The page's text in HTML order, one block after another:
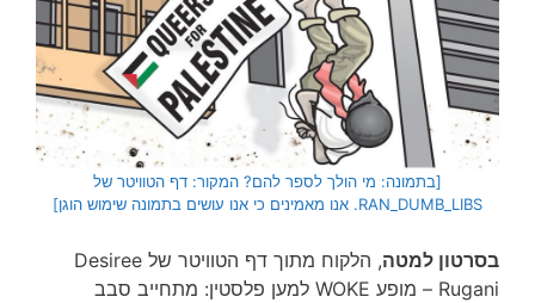
[בתמונה: מי הולך לספר להם? המקור: דף הטוויטר של
RAN_DUMB_LIBS. אנו מאמינים כי אנו עושים בתמונה שימוש הוגן]
בסרטון למטה
, הלקוח מתוך דף הטוויטר של Desiree
Rugani – מופע WOKE למען פלסטין: מתחייב סבב